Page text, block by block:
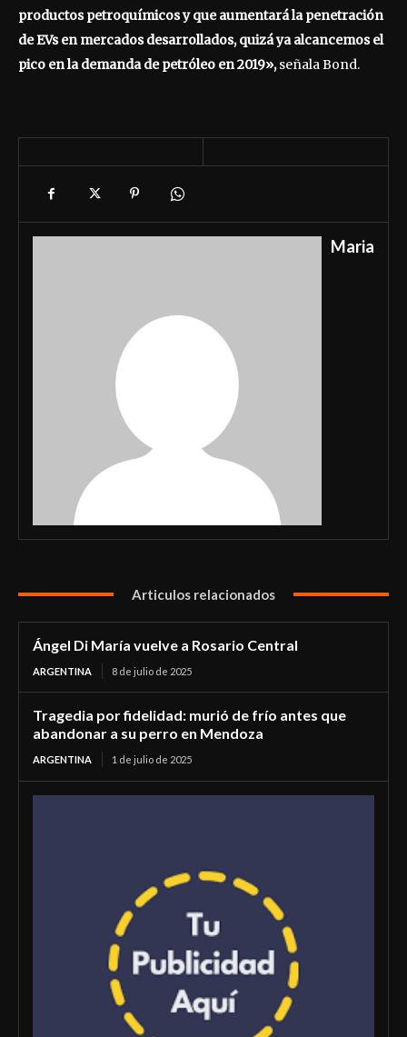
productos petroquímicos y que aumentará la penetración
de EVs en mercados desarrollados, quizá ya alcancemos el
pico en la demanda de petróleo en 2019»,señala Bond.
Maria
Articulos relacionados
Ángel Di María vuelve a Rosario Central
ARGENTINA 8 de julio de 2025
Tragedia por fidelidad: murió de frío antes que
abandonar a su perro en Mendoza
ARGENTINA 1 de julio de 2025